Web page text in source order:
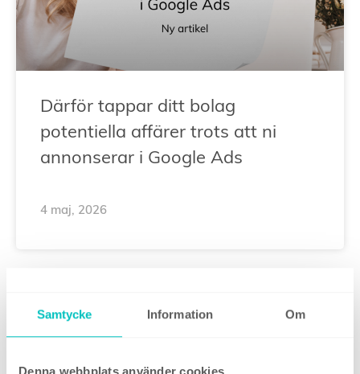
Samtycke Information Om
Denna webbplats använder cookies
Därför tappar ditt bolag
potentiella affärer trots att ni
annonserar i Google Ads
4 maj, 2026